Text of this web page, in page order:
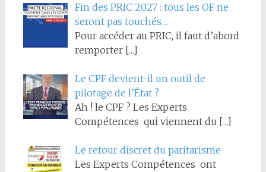
Fin des PRIC 2027 : tous les OF ne
seront pas touchés…
Pour accéder au PRIC, il faut d’abord
remporter […]
Le CPF devient-il un outil de
pilotage de l’État ?
Ah ! le CPF ? Les Experts
Compétences qui viennent du […]
Le retour discret du paritarisme
Les Experts Compétences ont